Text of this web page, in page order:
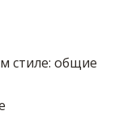
стиле: общие